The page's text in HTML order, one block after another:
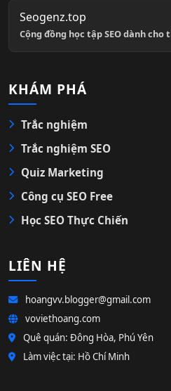
Seogenz.top
Cộng đồng học tập SEO dành cho
KHÁM PHÁ
Trắc nghiệm
Trắc nghiệm SEO
Quiz Marketing
Công cụ SEO Free
Học SEO Thực Chiến
LIÊN HỆ
hoangvv.blogger@gmail.com
voviethoang.com
Quê quán: Đông Hòa, Phú Yên
Làm việc tại: Hồ Chí Minh